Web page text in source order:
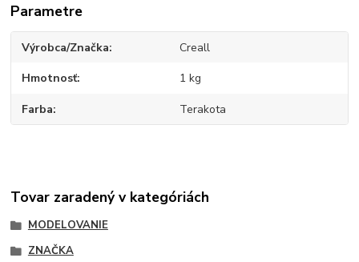
Parametre
Výrobca/Značka Creall
Hmotnosť 1 kg
Farba Terakota
Tovar zaradený v kategóriách
MODELOVANIE
ZNAČKA